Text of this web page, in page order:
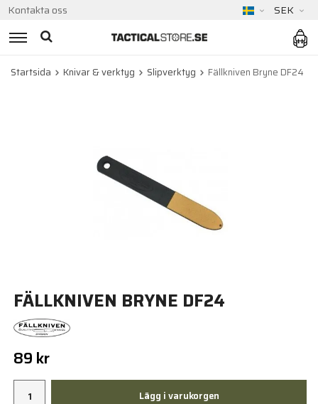
Kontakta oss SEK
Startsida Knivar & verktyg Slipverktyg Fällkniven Bryne DF24
FÄLLKNIVEN BRYNE DF24
89 kr
Lägg i varukorgen